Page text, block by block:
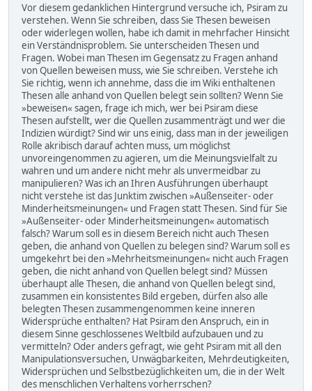
Vor diesem gedanklichen Hintergrund versuche ich, Psiram zu
verstehen. Wenn Sie schreiben, dass Sie Thesen beweisen
oder widerlegen wollen, habe ich damit in mehrfacher Hinsicht
ein Verständnisproblem. Sie unterscheiden Thesen und
Fragen. Wobei man Thesen im Gegensatz zu Fragen anhand
von Quellen beweisen muss, wie Sie schreiben. Verstehe ich
Sie richtig, wenn ich annehme, dass die im Wiki enthaltenen
Thesen alle anhand von Quellen belegt sein sollten? Wenn Sie
»beweisen« sagen, frage ich mich, wer bei Psiram diese
Thesen aufstellt, wer die Quellen zusammenträgt und wer die
Indizien würdigt? Sind wir uns einig, dass man in der jeweiligen
Rolle akribisch darauf achten muss, um möglichst
unvoreingenommen zu agieren, um die Meinungsvielfalt zu
wahren und um andere nicht mehr als unvermeidbar zu
manipulieren? Was ich an Ihren Ausführungen überhaupt
nicht verstehe ist das Junktim zwischen »Außenseiter- oder
Minderheitsmeinungen« und Fragen statt Thesen. Sind für Sie
»Außenseiter- oder Minderheitsmeinungen« automatisch
falsch? Warum soll es in diesem Bereich nicht auch Thesen
geben, die anhand von Quellen zu belegen sind? Warum soll es
umgekehrt bei den »Mehrheitsmeinungen« nicht auch Fragen
geben, die nicht anhand von Quellen belegt sind? Müssen
überhaupt alle Thesen, die anhand von Quellen belegt sind,
zusammen ein konsistentes Bild ergeben, dürfen also alle
belegten Thesen zusammengenommen keine inneren
Widersprüche enthalten? Hat Psiram den Anspruch, ein in
diesem Sinne geschlossenes Weltbild aufzubauen und zu
vermitteln? Oder anders gefragt, wie geht Psiram mit all den
Manipulationsversuchen, Unwägbarkeiten, Mehrdeutigkeiten,
Widersprüchen und Selbstbezüglichkeiten um, die in der Welt
des menschlichen Verhaltens vorherrschen?